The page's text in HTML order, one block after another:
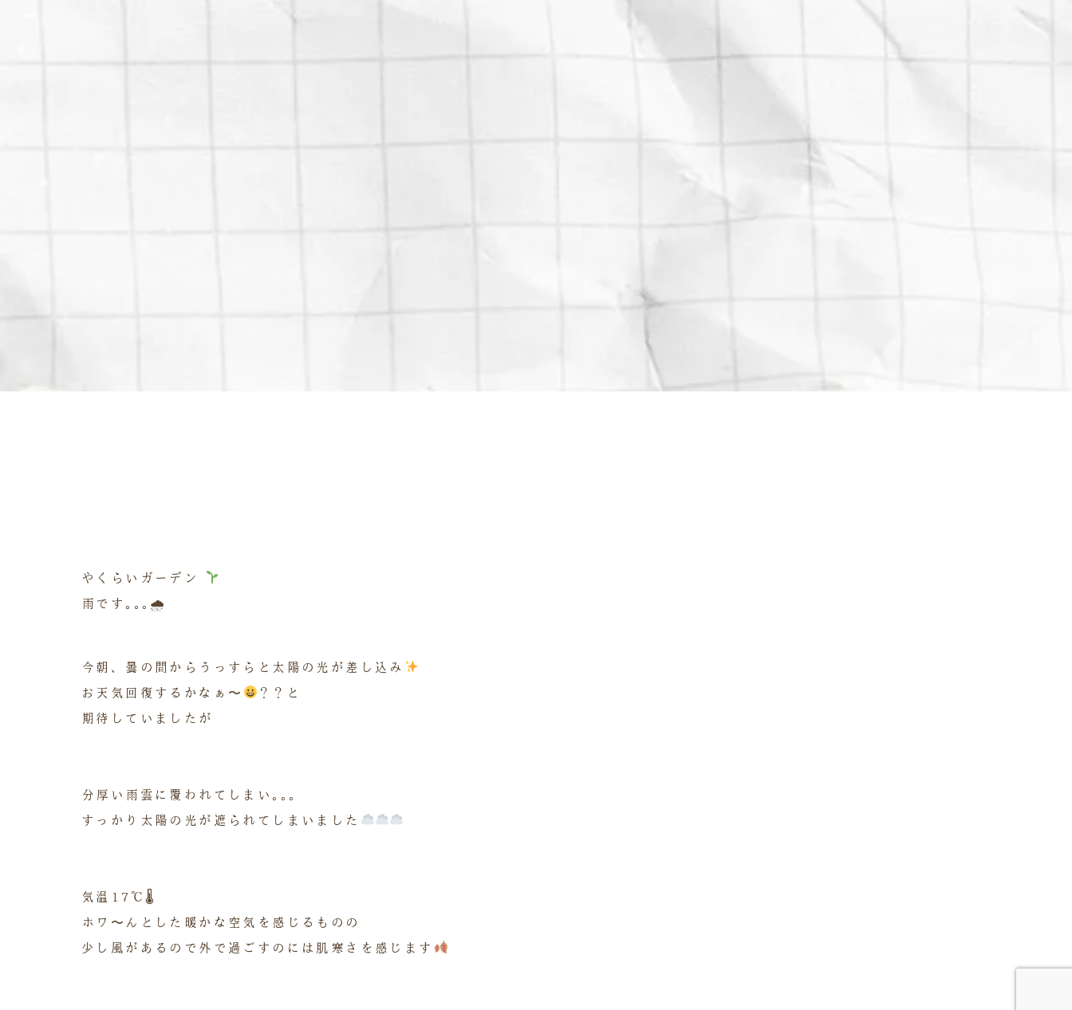
やくらいガーデン
雨です｡｡｡🌧
今朝、曇の間からうっすらと太陽の光が差し込み
お天気回復するかなぁ〜
？？と
期待していましたが
分厚い雨雲に覆われてしまい｡｡｡
すっかり太陽の光が遮られてしまいました
気温17℃🌡
ホワ〜んとした暖かな空気を感じるものの
少し風があるので外で過ごすのには肌寒さを感じます